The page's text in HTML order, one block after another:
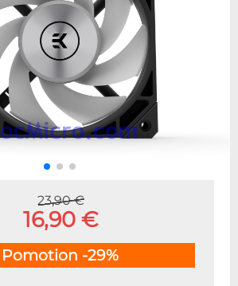
23,90 €
16,90 €
Pomotion -29%